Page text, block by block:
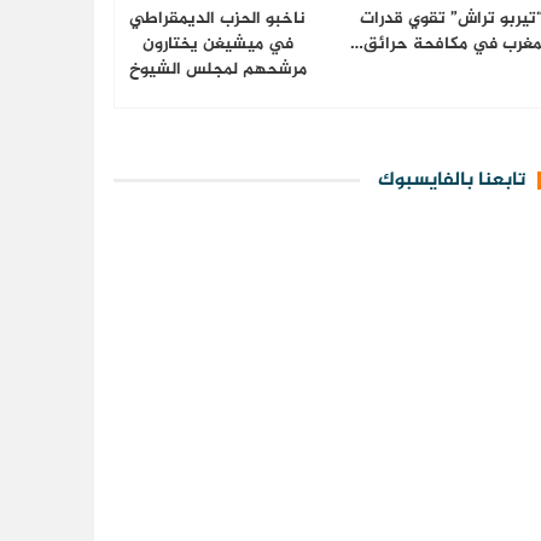
تراش” تقوي قدرات
في مكافحة حرائق…
ناخبو الحزب الديمقراطي
في ميشيغن يختارون
مرشحهم لمجلس الشيوخ
تابعنا بالفايسبوك